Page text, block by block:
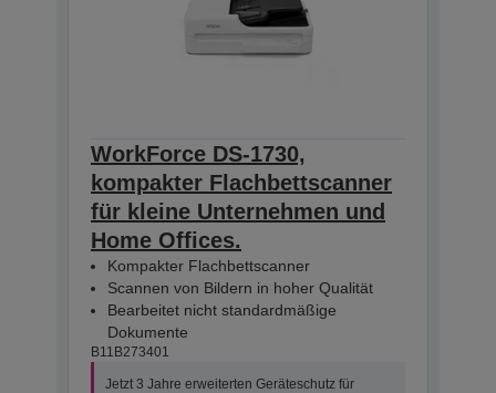
WorkForce DS-1730,
kompakter Flachbettscanner
für kleine Unternehmen und
Home Offices.
Kompakter Flachbettscanner
Scannen von Bildern in hoher Qualität
Bearbeitet nicht standardmäßige
Dokumente
B11B273401
Jetzt 3 Jahre erweiterten Geräteschutz für